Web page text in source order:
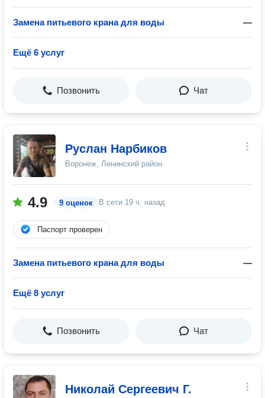
Замена питьевого крана для воды —
Ещё 6 услуг
Позвонить Чат
Руслан Нарбиков
Воронеж, Ленинский район
4.9 9 оценок В сети 19 ч. назад
Паспорт проверен
Замена питьевого крана для воды —
Ещё 8 услуг
Позвонить Чат
Николай Сергеевич Г.